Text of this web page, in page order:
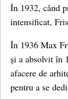
În 1932, când
intensificat,
În 1936 Max
și a absolvit în
afacere de
pentru a se